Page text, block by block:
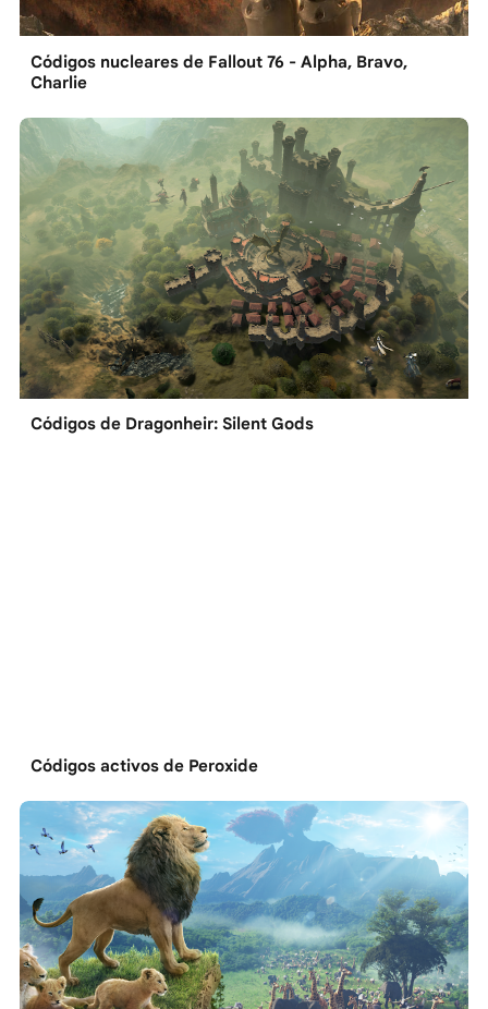
Códigos nucleares de Fallout 76 - Alpha, Bravo,
Charlie
Códigos de Dragonheir: Silent Gods
Códigos activos de Peroxide